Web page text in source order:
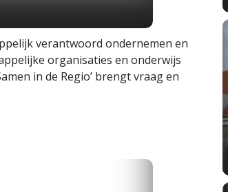
verantwoord ondernemen en
organisaties en onderwijs
in de Regio’ brengt vraag en